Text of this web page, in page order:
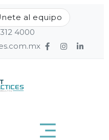
al equipo
4000